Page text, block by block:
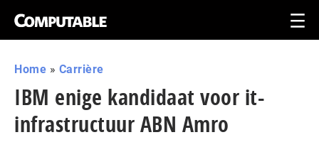
Home » Carrière
IBM enige kandidaat voor it-
infrastructuur ABN Amro